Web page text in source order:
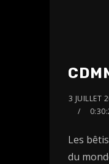
3 JUILLET
Les
du